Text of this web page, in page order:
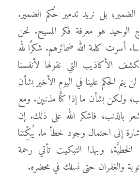
بل نريد تدمير حُكم الضمير.
الوحيد هو معرفة فكر المسيح. نحن
أسرت كلمة الله ضمائرهم. شكرًا لله
الأكاذيب التي نقولها لأنفسنا
يتم الحكم علينا في اليوم الأخير بشأن
ولكن بشأن ما إذا كنَّا مذنبين. ومع
بالذنب، فاشكر الله على ذلك. إن
إلى احتمال وجود خطأ ما. يُبكِّتنا
وبهذا التبكيت تأتي رحمة
والغفران حتى نسلك في محضره.